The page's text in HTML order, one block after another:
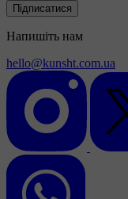
Підписатися
Напишіть нам
hello@kunsht.com.ua